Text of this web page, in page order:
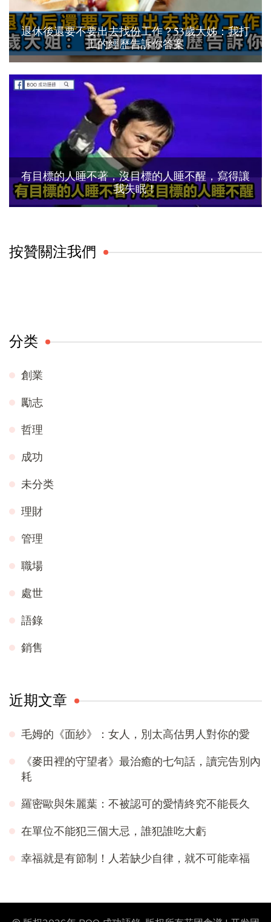
退休後還要不要出去找份工作？53歲大姊：我打
工的經歷告訴你答案
有目標的人睡不著，沒目標的人睡不醒，寫得讓
我失眠！
按贊關注我們
分类
創業
勵志
哲理
成功
未分类
理財
管理
職場
處世
語錄
銷售
近期文章
毛姆的《面紗》：女人，別太高估男人對你的愛
《麥田裡的守望者》最治癒的七句話，讀完告別內
耗
羅密歐與朱麗葉：不被認可的愛情終究不能長久
在單位不能犯三個大忌，誰犯誰吃大虧
幸福就是有節制！人若缺少自律，就不可能幸福